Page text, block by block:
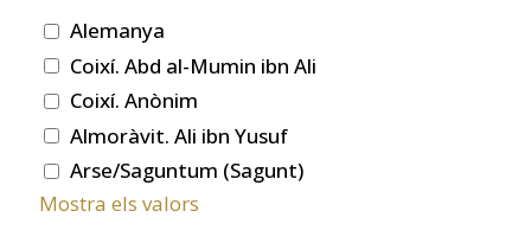
Alemanya
Coixí. Abd al-Mumin ibn Ali
Coixí. Anònim
Almoràvit. Ali ibn Yusuf
Arse/Saguntum (Sagunt)
Mostra els valors